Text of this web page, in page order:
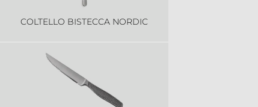
COLTELLO BISTECCA NORDIC